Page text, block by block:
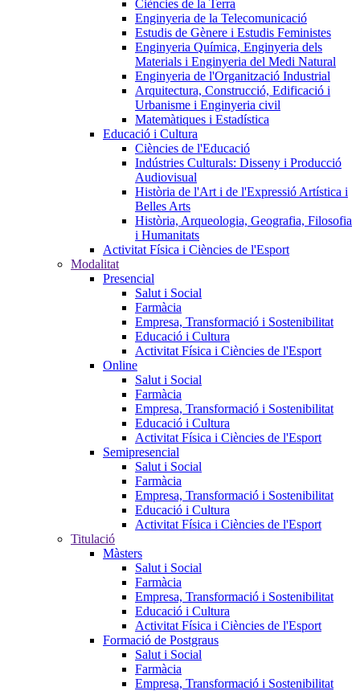
Ciències de la Terra
Enginyeria de la Telecomunicació
Estudis de Gènere i Estudis Feministes
Enginyeria Química, Enginyeria dels
Materials i Enginyeria del Medi Natural
Enginyeria de l'Organització Industrial
Arquitectura, Construcció, Edificació i
Urbanisme i Enginyeria civil
Matemàtiques i Estadística
Educació i Cultura
Ciències de l'Educació
Indústries Culturals: Disseny i Producció
Audiovisual
Història de l'Art i de l'Expressió Artística i
Belles Arts
Història, Arqueologia, Geografia, Filosofia
i Humanitats
Activitat Física i Ciències de l'Esport
Modalitat
Presencial
Salut i Social
Farmàcia
Empresa, Transformació i Sostenibilitat
Educació i Cultura
Activitat Física i Ciències de l'Esport
Online
Salut i Social
Farmàcia
Empresa, Transformació i Sostenibilitat
Educació i Cultura
Activitat Física i Ciències de l'Esport
Semipresencial
Salut i Social
Farmàcia
Empresa, Transformació i Sostenibilitat
Educació i Cultura
Activitat Física i Ciències de l'Esport
Titulació
Màsters
Salut i Social
Farmàcia
Empresa, Transformació i Sostenibilitat
Educació i Cultura
Activitat Física i Ciències de l'Esport
Formació de Postgraus
Salut i Social
Farmàcia
Empresa, Transformació i Sostenibilitat